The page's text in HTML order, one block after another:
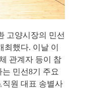
고양시장의 민선
최했다. 이날 이
관계자 등이 참
는 민선8기 주요
직원 대표 송별사